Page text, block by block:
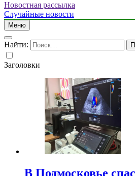
Новостная рассылка
Случайные новости
Меню
Найти:
Заголовки
В Подмосковье